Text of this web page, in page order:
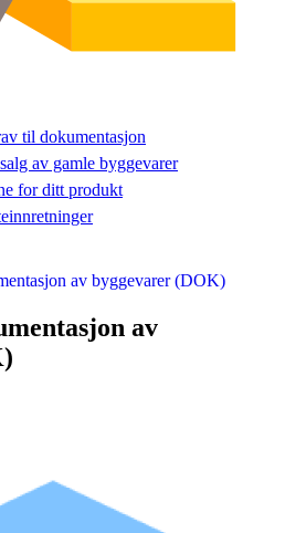
til dokumentasjon
av gamle byggevarer
for ditt produkt
av byggevarer (DOK)
av